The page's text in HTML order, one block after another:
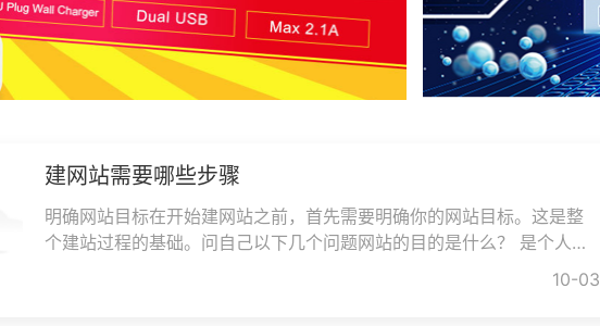
建网站需要哪些步骤
明确网站目标在开始建网站之前，首先需要明确你的网站目标。这是整
个建站过程的基础。问自己以下几个问题网站的目的是什么？ 是个人博
10-03